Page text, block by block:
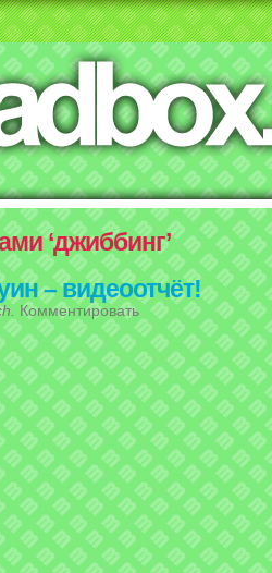
‘джиббинг’
– видеоотчёт!
Комментировать